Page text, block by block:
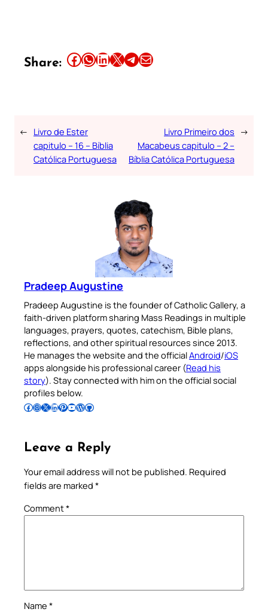
Share: Share this article on Facebook Share this article on WhatsApp Share this article on LinkedIn Share this article on X Share this article on TelegramEmail this Article
← Livro de Ester
capitulo – 16 – Bíblia
Católica Portuguesa
Livro Primeiro dos
Macabeus capitulo – 2 –
Bíblia Católica Portuguesa
→
Pradeep Augustine
Pradeep Augustine is the founder of Catholic Gallery, a
faith-driven platform sharing Mass Readings in multiple
languages, prayers, quotes, catechism, Bible plans,
reflections, and other spiritual resources since 2013.
He manages the website and the officialAndroid/iOS
apps alongside his professional career (Read his
story). Stay connected with him on the official social
profiles below.
Follow Pradeep on Facebook Follow Pradeep on InstagramFollow Pradeep on X Follow Pradeep on LinkedIn Follow Pradeep on Pinterest Subscribe to Pradeep’s Youtube Channel Follow Pradeep on WordPress Follow Pradeep on GitHub
Leave a Reply
Your email address will not be published. Required
fields are marked *
Comment*
Name *